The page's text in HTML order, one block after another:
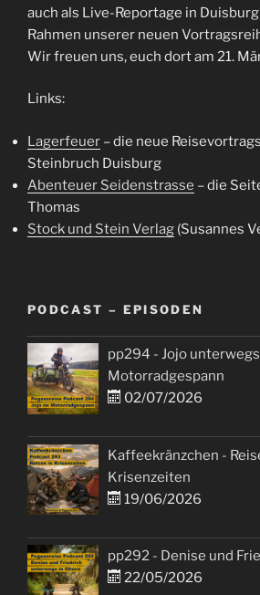
auch als Live-Reportage in
Rahmen unserer neuen
Wir freuen uns, euch dort am 21.
Links:
Lagerfeuer – die neue
Steinbruch Duisburg
Abenteuer Seidenstrasse – die
Thomas
Stock und Stein Verlag (Susannes
PODCAST – EPISODEN
pp294 - Jojo
Motorradgespann
02/07/2026
Kaffeekränzchen -
Krisenzeiten
19/06/2026
pp292 - Denise und
22/05/2026